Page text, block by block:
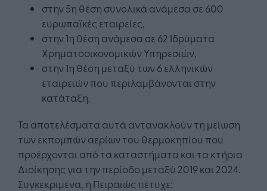
στην 5η θέση συνολικά ανάμεσα σε 600
ευρωπαϊκές εταιρείες,
στην 1η θέση ανάμεσα σε 62 Ιδρύματα
Χρηματοοικονομικών Υπηρεσιών,
στην 1η θέση μεταξύ των 6 ελληνικών
εταιρειών που περιλαμβάνονται στην
κατάταξη.
Τα αποτελέσματα αυτά αντανακλούν τη μείωση
των εκπομπών αερίων του θερμοκηπίου που
προέρχονται από τα καταστήματα και τα κτήρια
Διοίκησης για την περίοδο μεταξύ 2019 και 2024.
Συγκεκριμένα, η Πειραιώς πέτυχε: